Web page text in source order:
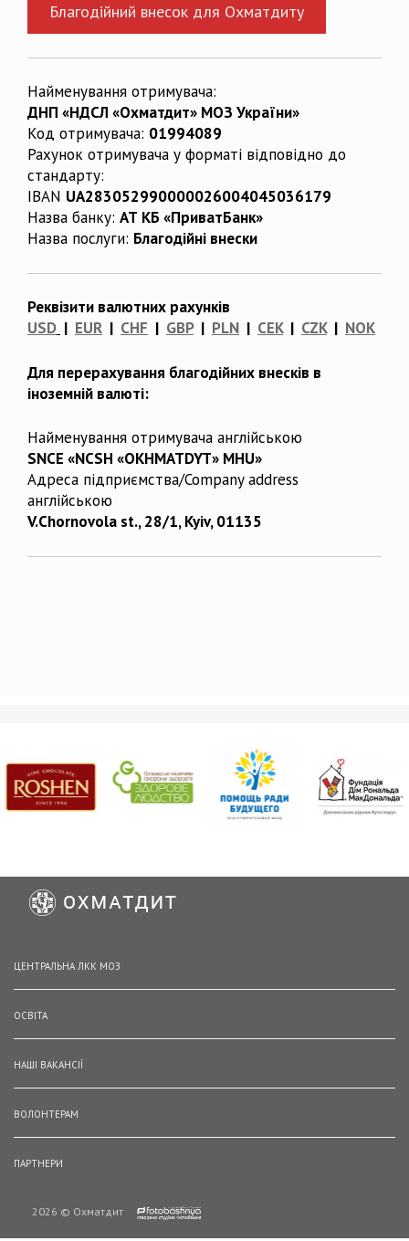
Благодійний внесок для Охматдиту
Найменування отримувача:
ДНП «НДСЛ «Охматдит» МОЗ України»
Код отримувача: 01994089
Рахунок отримувача у форматі відповідно до
стандарту:
IBAN UA283052990000026004045036179
Назва банку: АТ КБ «ПриватБанк»
Назва послуги: Благодійні внески
Реквізити валютних рахунків
USD | EUR | CHF | GBP| PLN | CEK| CZK| NOK
Для перерахування благодійних внесків в
іноземній валюті:
Найменування отримувача англійською
SNCE «NCSH «OKHMATDYT» MHU»
Адреса підприємства/Company address
англійською
V.Chornovola st., 28/1, Kyiv, 01135
ЦЕНТРАЛЬНА ЛКК МОЗ
ОСВІТА
НАШІ ВАКАНСІЇ
ВОЛОНТЕРАМ
ПАРТНЕРИ
2026 © Охматдит